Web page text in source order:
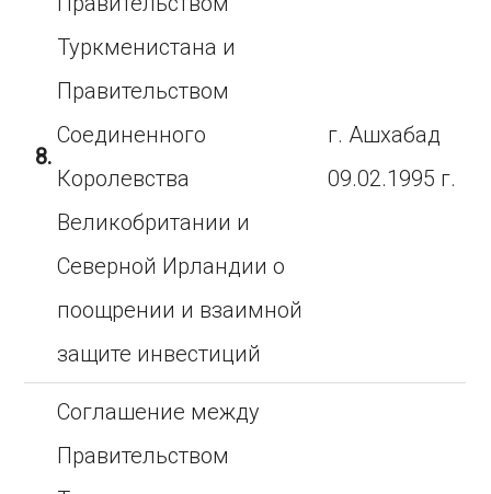
8.
Туркменистана и
Правительством
Соединенного
Королевства
Великобритании и
Северной Ирландии о
поощрении и взаимной
защите инвестиций
г. Ашхабад
09.02.1995 г.
Соглашение между
Правительством